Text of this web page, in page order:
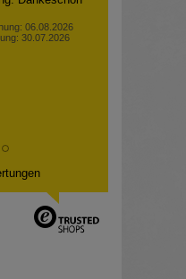
06.08.2026
30.07.2026